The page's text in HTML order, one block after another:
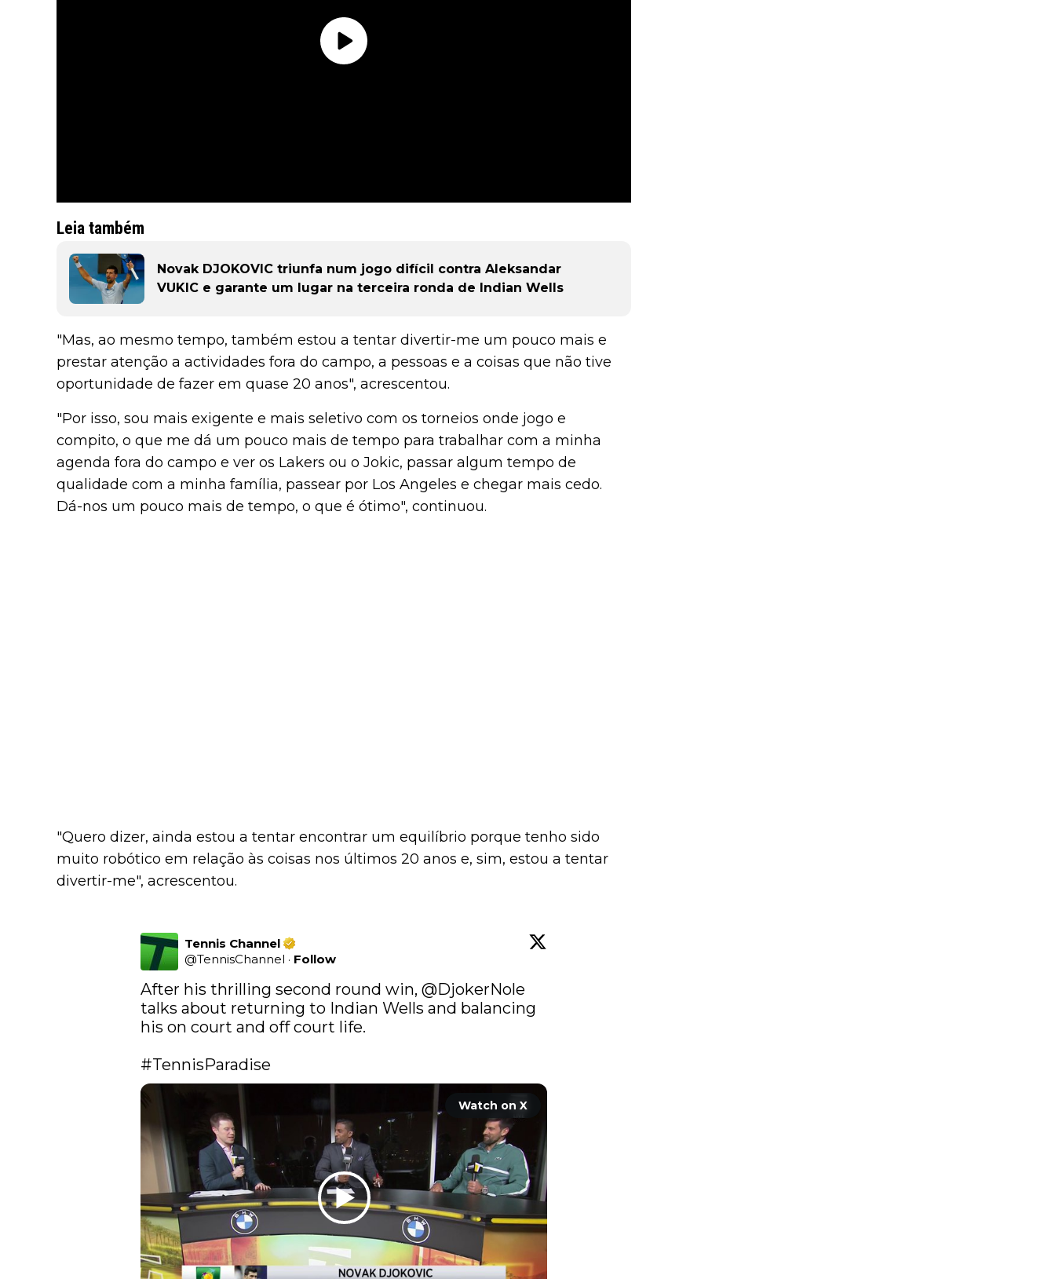
Leia também
Novak DJOKOVIC triunfa num jogo difícil contra Aleksandar
VUKIC e garante um lugar na terceira ronda de Indian Wells
"Mas, ao mesmo tempo, também estou a tentar divertir-me um pouco mais e
prestar atenção a actividades fora do campo, a pessoas e a coisas que não tive
oportunidade de fazer em quase 20 anos", acrescentou.
"Por isso, sou mais exigente e mais seletivo com os torneios onde jogo e
compito, o que me dá um pouco mais de tempo para trabalhar com a minha
agenda fora do campo e ver os Lakers ou o Jokic, passar algum tempo de
qualidade com a minha família, passear por Los Angeles e chegar mais cedo.
Dá-nos um pouco mais de tempo, o que é ótimo", continuou.
"Quero dizer, ainda estou a tentar encontrar um equilíbrio porque tenho sido
muito robótico em relação às coisas nos últimos 20 anos e, sim, estou a tentar
divertir-me", acrescentou.
Tennis Channel
@TennisChannel · Follow
After his thrilling second round win, @DjokerNole
talks about returning to Indian Wells and balancing
his on court and off court life.
#TennisParadise
Watch on X